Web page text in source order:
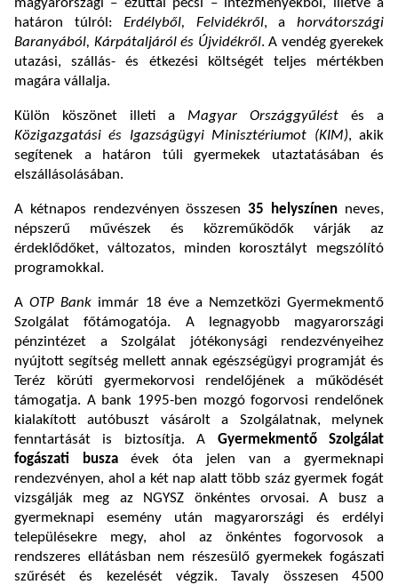
magyarországi – ezúttal pécsi – intézményekből, illetve a
határon túlról:Erdélyből, Felvidékről, ahorvátországi
Baranyából, Kárpátaljáról és Újvidékről. A vendég gyerekek
utazási, szállás- és étkezési költségét teljes mértékben
magára vállalja.
Külön köszönet illeti a Magyar Országgyűlést és a
Közigazgatási és Igazságügyi Minisztériumot (KIM), akik
segítenek a határon túli gyermekek utaztatásában és
elszállásolásában.
A kétnapos rendezvényen összesen35 helyszínen neves,
népszerű művészek és közreműködők várják az
érdeklődőket, változatos, minden korosztályt megszólító
programokkal.
AOTP Bank immár 18 éve a Nemzetközi Gyermekmentő
Szolgálat főtámogatója. A legnagyobb magyarországi
pénzintézet a Szolgálat jótékonysági rendezvényeihez
nyújtott segítség mellett annak egészségügyi programját és
Teréz körúti gyermekorvosi rendelőjének a működését
támogatja. A bank 1995-ben mozgó fogorvosi rendelőnek
kialakított autóbuszt vásárolt a Szolgálatnak, melynek
fenntartását is biztosítja. A Gyermekmentő Szolgálat
fogászati buszaévek óta jelen van a gyermeknapi
rendezvényen, ahol a két nap alatt több száz gyermek fogát
vizsgálják meg az NGYSZ önkéntes orvosai. A busz a
gyermeknapi esemény után magyarországi és erdélyi
településekre megy, ahol az önkéntes fogorvosok a
rendszeres ellátásban nem részesülő gyermekek fogászati
szűrését és kezelését végzik. Tavaly összesen 4500